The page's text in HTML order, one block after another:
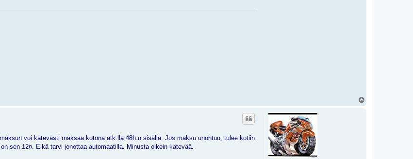
voi kätevästi maksaa kotona atk:lla 48h:n sisällä. Jos maksu unohtuu, tulee kotiin
sen 12¤. Eikä tarvi jonottaa automaatilla. Minusta oikein kätevää.